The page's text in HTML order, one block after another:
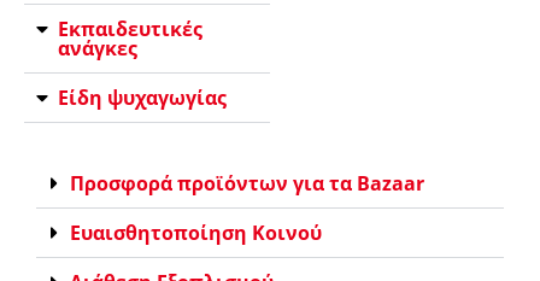
Εκπαιδευτικές
ανάγκες
Είδη ψυχαγωγίας
Προσφορά προϊόντων για τα Bazaar
Ευαισθητοποίηση Κοινού